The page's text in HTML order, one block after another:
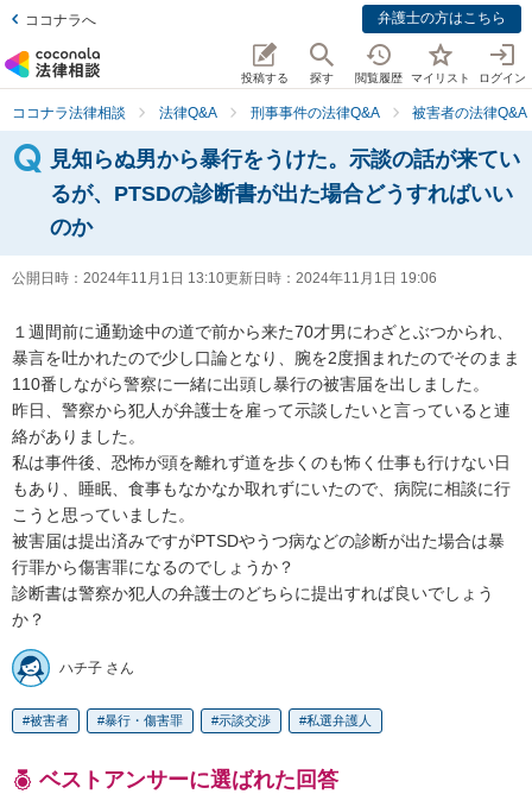
ココナラへ 弁護士の方はこちら
投稿する 探す 閲覧履歴 マイリスト ログイン
ココナラ法律相談 法律Q&A 刑事事件の法律Q&A 被害者の法律Q&A
見知らぬ男から暴行をうけた。示談の話が来てい
るが、PTSDの診断書が出た場合どうすればいい
のか
公開日時： 2024年11月1日 13:10更新日時： 2024年11月1日 19:06
１週間前に通勤途中の道で前から来た70才男にわざとぶつかられ、
暴言を吐かれたので少し口論となり、腕を2度掴まれたのでそのまま
110番しながら警察に一緒に出頭し暴行の被害届を出しました。
昨日、警察から犯人が弁護士を雇って示談したいと言っていると連
絡がありました。
私は事件後、恐怖が頭を離れず道を歩くのも怖く仕事も行けない日
もあり、睡眠、食事もなかなか取れずにいたので、病院に相談に行
こうと思っていました。
被害届は提出済みですがPTSDやうつ病などの診断が出た場合は暴
行罪から傷害罪になるのでしょうか？
診断書は警察か犯人の弁護士のどちらに提出すれば良いでしょう
か？
ハチ子 さん
被害者 暴行・傷害罪 示談交渉 私選弁護人
ベストアンサーに選ばれた回答